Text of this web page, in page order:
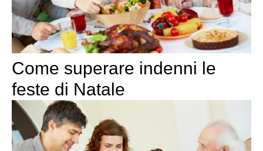
Come superare indenni le
feste di Natale